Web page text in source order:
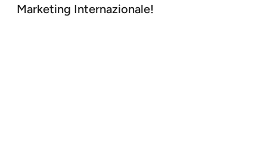
Marketing Internazionale!